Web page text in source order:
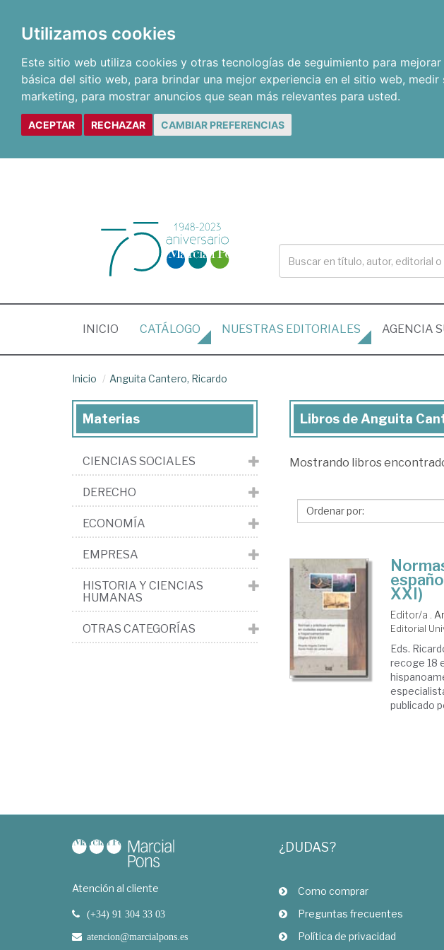
Utilizamos cookies
Este sitio web utiliza cookies y otras tecnologías de seguimiento para
básica del sitio web, para brindar una mejor experiencia en el sitio web, medir
marketing, para mostrar anuncios que sean más relevantes para usted.
ACEPTAR RECHAZAR CAMBIAR PREFERENCIAS
INICIO (CURRENT)
CATÁLOGO NUESTRAS EDITORIALES AGENCIA
Inicio Anguita Cantero, Ricardo
Libros
Anguita
Ricardo
Libros de Anguita
Mostrando libros
XXI)
Editor/a .
Editorial
Eds.
recoge 18
publicado
Materias
CIENCIAS SOCIALES
DERECHO
ECONOMÍA
EMPRESA
HISTORIA Y CIENCIAS
HUMANAS
OTRAS CATEGORÍAS
Atención al cliente
(+34) 91 304 33 03
atencion@marcialpons.es
¿DUDAS?
Como comprar
Preguntas frecuentes
Política de privacidad